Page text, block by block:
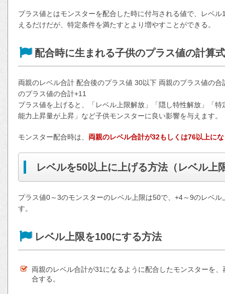
プラス値とはモンスターを配合した時に付与される値で、レベ
えるだけだが、特定条件を満たすとより増やすことができる。
配合時に生まれる子供のプラス値の計算式
両親のレベル合計 配合後のプラス値 30以下 両親のプラス値の
のプラス値の合計+11
プラス値を上げると、「レベル上限解放」「隠し特性解放」「
能力上昇量が上昇」など子供モンスターに良い影響を与えます。
モンスター配合時は、 両親のレベル合計が32もしくは76以上に
レベルを50以上に上げる方法（レベル上
プラス値0～3のモンスターのレベル上限は50で、+4～9のレベ
す。
レベル上限を100にする方法
両親のレベル合計が31になるように配合したモンスターを
合する。